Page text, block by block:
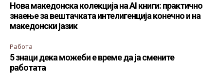
Нова македонска колекција на AI книги: практично
знаење за вештачката интелигенција конечно и на
македонски јазик
Работа
5 знаци дека можеби е време да ја смените
работата